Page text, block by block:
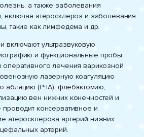
а также заболевания
включая атеросклероз и заболевания
такие как лимфедема и др.
включают ультразвуковую
и функциональные пробы.
лечения варикозной
лазерную коагуляцию
абляцию (РЧА), флебэктомию,
вен нижних конечностей и
консервативное и
атеросклероза артерий нижних
артерий.